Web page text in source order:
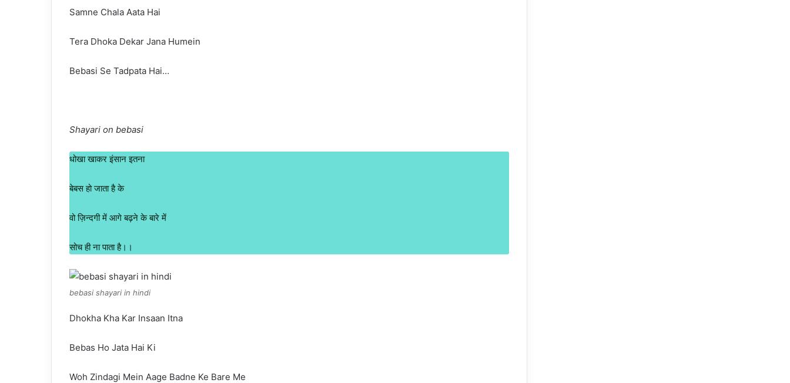
Samne Chala Aata Hai
Tera Dhoka Dekar Jana Humein
Bebasi Se Tadpata Hai…
Shayari on bebasi
धोखा खाकर इंसान इतना
बेबस हो जाता है के
वो ज़िन्दगी में आगे बढ़ने के बारे में
सोच ही ना पाता है।।
bebasi shayari in hindi
Dhokha Kha Kar Insaan Itna
Bebas Ho Jata Hai Ki
Woh Zindagi Mein Aage Badne Ke Bare Me